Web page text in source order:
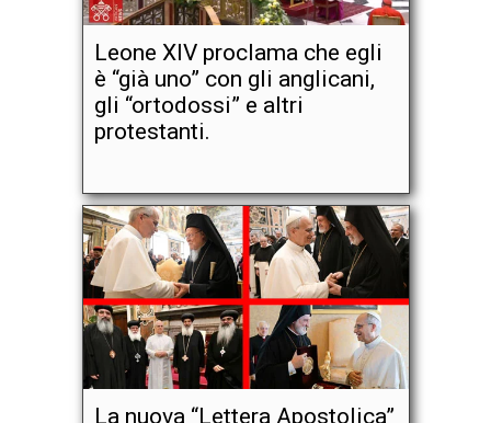
Leone XIV proclama che egli
è “già uno” con gli anglicani,
gli “ortodossi” e altri
protestanti.
La nuova “Lettera Apostolica”